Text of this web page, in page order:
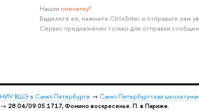
Нашли опечатку?
Выделите её, нажмите Ctrl+Enter и отправьте нам
Сервис предназначен только для отправки
НИУ ВШЭ в Санкт-Петербурге → Санкт-Петербургская школа
→ 28.04/09.05.1717, Фомино воскресенье. П. в Париже.